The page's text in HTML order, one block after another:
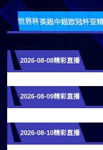
世界杯英超中超欧冠杯亚
2026-08-08精彩直播
2026-08-09精彩直播
2026-08-10精彩直播